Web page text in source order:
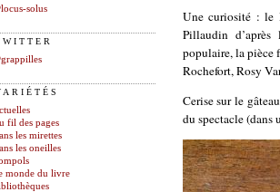
solus
fil des pages
les mirettes
les oneilles
monde du livre
Une curiosité :
Pillaudin
populaire, la pièce
Rochefort, Rosy
Cerise sur le
du spectacle